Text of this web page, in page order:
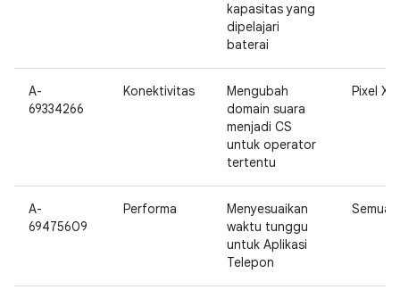
kapasitas yang
dipelajari
baterai
A-
69334266
Konektivitas
Mengubah
domain suara
menjadi CS
untuk operator
tertentu
Pixel XL
A-
69475609
Performa
Menyesuaikan
waktu tunggu
untuk Aplikasi
Telepon
Semua